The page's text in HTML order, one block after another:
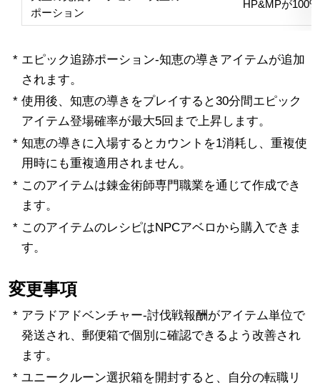
ポーション
HP&MPが
* エピック追跡ポーション-知恵の導きアイテムが追加
されます。
* 使用後、知恵の導きをプレイすると30分間エピック
アイテム登場確率が最大5回まで上昇します。
* 知恵の導きに入場するとカウントを1消耗し、重複使
用時にも重複適用されません。
* このアイテムは錬金術師専門職業を通じて作成でき
ます。
* このアイテムのレシピはNPCアベロから購入できま
す。
変更事項
* アラドアドベンチャー-討伐戦報酬がアイテム単位で
発送され、郵便箱で個別に確認できるよう改善され
ます。
* ユニークルーン選択箱を開封すると、自分の転職リ